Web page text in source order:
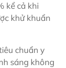
kể cả khi
khử khuẩn
chuẩn y
sáng không